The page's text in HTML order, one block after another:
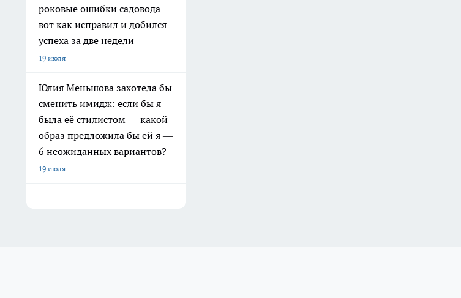
роковые ошибки садовода —
вот как исправил и добился
успеха за две недели
19 июля
Юлия Меньшова захотела бы
сменить имидж: если бы я
была её стилистом — какой
образ предложила бы ей я —
6 неожиданных вариантов?
19 июля